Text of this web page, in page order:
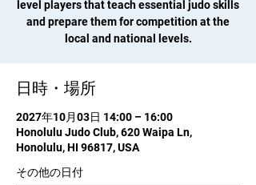
level players that teach essential judo skills
and prepare them for competition at the
local and national levels.
日時・場所
2027年10月03日 14:00 – 16:00
Honolulu Judo Club, 620 Waipa Ln,
Honolulu, HI 96817, USA
その他の日付